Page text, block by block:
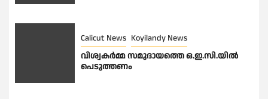
Calicut News Koyilandy News
വിശ്വകർമ്മ സമുദായത്തെ ഒ.ഇ.സി.യിൽ
പെടുത്തണം